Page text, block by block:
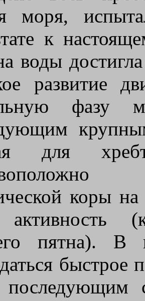
моря,
к
воды
развитие
фазу
для
коры
пятна). В
быстрое